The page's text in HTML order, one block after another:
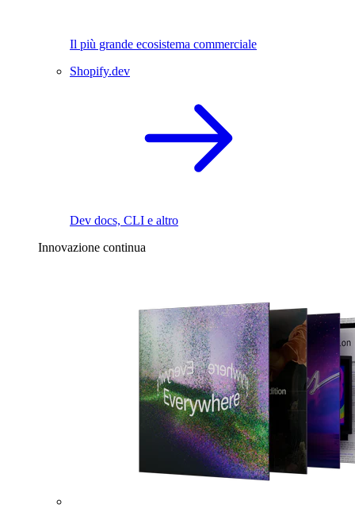
Il più grande ecosistema commerciale
Shopify.dev
Dev docs, CLI e altro
Innovazione continua